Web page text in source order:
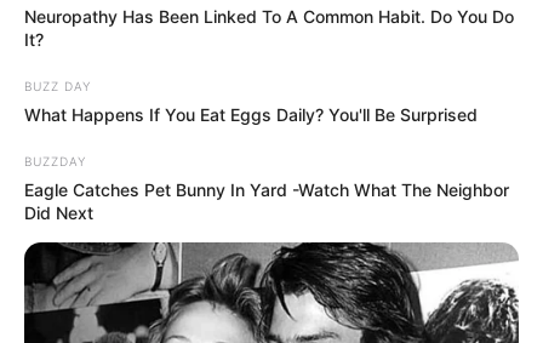
Neuropathy Has Been Linked To A Common Habit. Do You Do
It?
BUZZ DAY
What Happens If You Eat Eggs Daily? You'll Be Surprised
BUZZDAY
Eagle Catches Pet Bunny In Yard -Watch What The Neighbor
Did Next